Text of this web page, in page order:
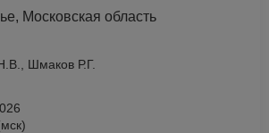
Московская область
Шмаков Р.Г.